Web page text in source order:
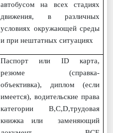
автобусом на всех стадиях
движения, в различных
условиях окружающей среды
и при нештатных ситуациях
Паспорт или IDкарта,
резюме (справка-
объективка), диплом (если
имеется), водительские права
категории B,С,D,трудовая
книжка или заменяющий